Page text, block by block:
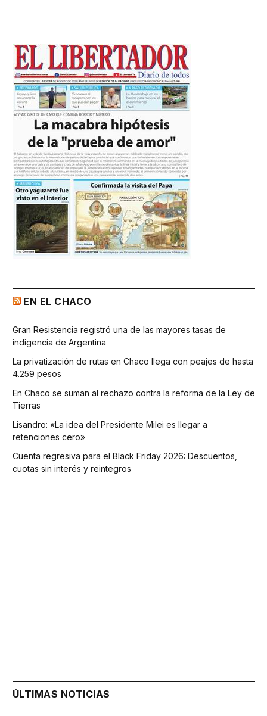
EN EL CHACO
Gran Resistencia registró una de las mayores tasas de
indigencia de Argentina
La privatización de rutas en Chaco llega con peajes de hasta
4.259 pesos
En Chaco se suman al rechazo contra la reforma de la Ley de
Tierras
Lisandro: «La idea del Presidente Milei es llegar a
retenciones cero»
Cuenta regresiva para el Black Friday 2026: Descuentos,
cuotas sin interés y reintegros
ÚLTIMAS NOTICIAS